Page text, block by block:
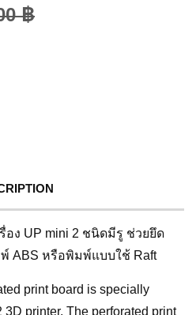
฿
ง UP mini 2 ชนิดมีรู ช่วยยึด
ABS หรือพิมพ์แบบใช้ Raft
print board is specially
printer. The perforated print